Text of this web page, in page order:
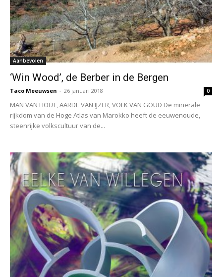
Aanbevolen
‘Win Wood’, de Berber in de Bergen
Taco Meeuwsen - 26 januari 2018 0
MAN VAN HOUT, AARDE VAN IJZER, VOLK VAN GOUD De minerale
rijkdom van de Hoge Atlas van Marokko heeft de eeuwenoude,
steenrijke volkscultuur van de...